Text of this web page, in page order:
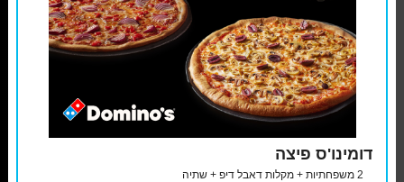
דומינו'ס פיצה
2 משפחתיות + מקלות דאבל דיפ + שתיה